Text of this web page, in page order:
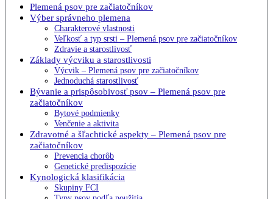
Plemená psov pre začiatočníkov
Výber správneho plemena
Charakterové vlastnosti
Veľkosť a typ srsti – Plemená psov pre začiatočníkov
Zdravie a starostlivosť
Základy výcviku a starostlivosti
Výcvik – Plemená psov pre začiatočníkov
Jednoduchá starostlivosť
Bývanie a prispôsobivosť psov – Plemená psov pre
začiatočníkov
Bytové podmienky
Venčenie a aktivita
Zdravotné a šľachtické aspekty – Plemená psov pre
začiatočníkov
Prevencia chorôb
Genetické predispozície
Kynologická klasifikácia
Skupiny FCI